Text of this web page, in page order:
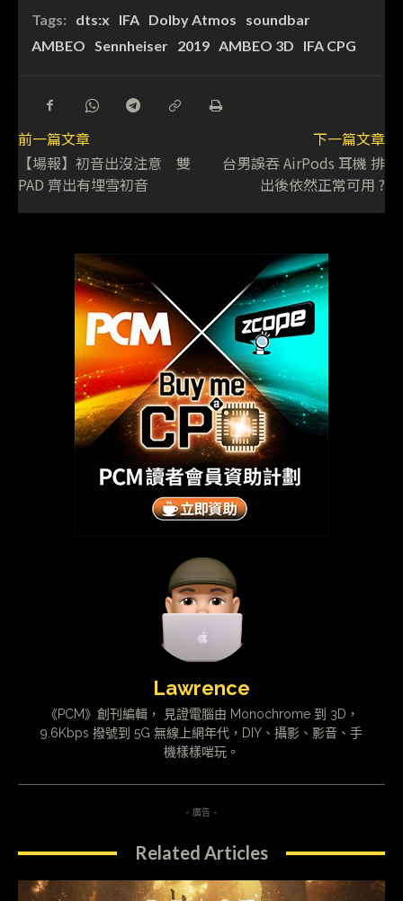
Tags: dts:x IFA Dolby Atmos
soundbar
AMBEO Sennheiser 2019 AMBEO 3D IFA CPG
前一篇文章
【場報】初音出沒注意 雙
PAD 齊出有埋雪初音
下一篇文章
台男誤吞 AirPods 耳機 排
出後依然正常可用 ?
Lawrence
《PCM》創刊編輯， 見證電腦由 Monochrome 到 3D，
9.6Kbps 撥號到 5G 無線上網年代，DIY、攝影、影音、手
機樣樣啱玩。
- 廣告 -
Related Articles